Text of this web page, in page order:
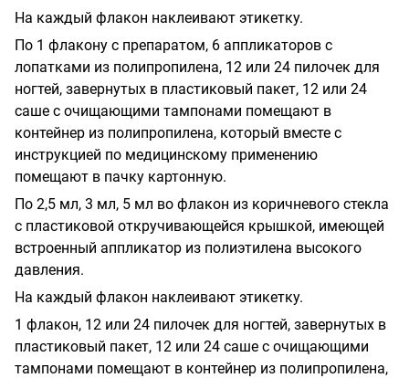
На каждый флакон наклеивают этикетку.
По 1 флакону с препаратом, 6 аппликаторов с
лопатками из полипропилена, 12 или 24 пилочек для
ногтей, завернутых в пластиковый пакет, 12 или 24
саше с очищающими тампонами помещают в
контейнер из полипропилена, который вместе с
инструкцией по медицинскому применению
помещают в пачку картонную.
По 2,5 мл, 3 мл, 5 мл во флакон из коричневого стекла
с пластиковой откручивающейся крышкой, имеющей
встроенный аппликатор из полиэтилена высокого
давления.
На каждый флакон наклеивают этикетку.
1 флакон, 12 или 24 пилочек для ногтей, завернутых в
пластиковый пакет, 12 или 24 саше с очищающими
тампонами помещают в контейнер из полипропилена,